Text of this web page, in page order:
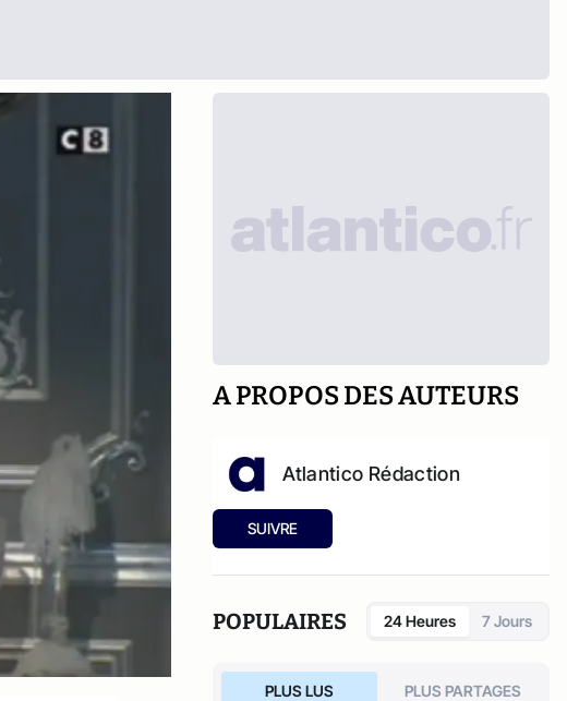
A PROPOS DES AUTEURS
Atlantico Rédaction
SUIVRE
POPULAIRES 24 Heures 7 Jours
PLUS LUS PLUS PARTAGES